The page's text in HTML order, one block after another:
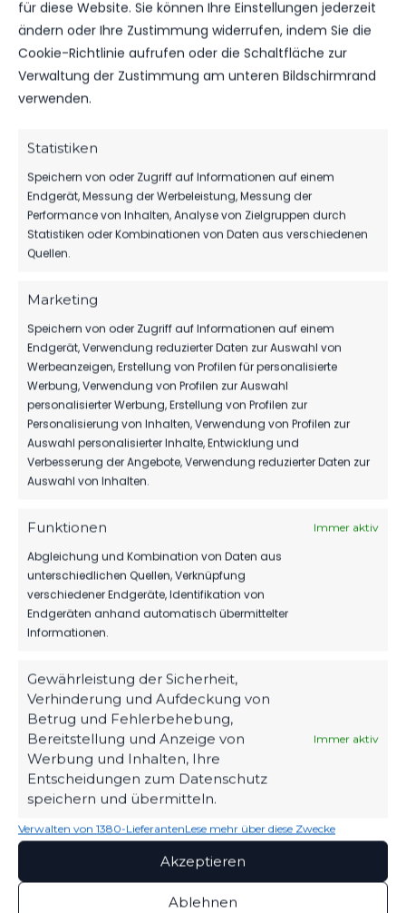
für diese Website. Sie können Ihre Einstellungen jederzeit
ändern oder Ihre Zustimmung widerrufen, indem Sie die
Cookie-Richtlinie aufrufen oder die Schaltfläche zur
Verwaltung der Zustimmung am unteren Bildschirmrand
verwenden.
Statistiken
Speichern von oder Zugriff auf Informationen auf einem
Endgerät, Messung der Werbeleistung, Messung der
Performance von Inhalten, Analyse von Zielgruppen durch
Statistiken oder Kombinationen von Daten aus verschiedenen
Quellen.
Marketing
Speichern von oder Zugriff auf Informationen auf einem
Endgerät, Verwendung reduzierter Daten zur Auswahl von
Werbeanzeigen, Erstellung von Profilen für personalisierte
Werbung, Verwendung von Profilen zur Auswahl
personalisierter Werbung, Erstellung von Profilen zur
Personalisierung von Inhalten, Verwendung von Profilen zur
Auswahl personalisierter Inhalte, Entwicklung und
Verbesserung der Angebote, Verwendung reduzierter Daten zur
Auswahl von Inhalten.
Funktionen Immer aktiv
Abgleichung und Kombination von Daten aus
unterschiedlichen Quellen, Verknüpfung
verschiedener Endgeräte, Identifikation von
Endgeräten anhand automatisch übermittelter
Informationen.
Gewährleistung der Sicherheit,
Verhinderung und Aufdeckung von
Betrug und Fehlerbehebung,
Bereitstellung und Anzeige von
Werbung und Inhalten, Ihre
Entscheidungen zum Datenschutz
speichern und übermitteln.
Immer aktiv
Verwalten von 1380-LieferantenLese mehr über diese Zwecke
Akzeptieren
Ablehnen
ÄHNLICHE BEITRÄGE
vs FSV 63 Luckenwalde A-
Jugend
Ähnlicher Beitrag
vs FSV 63 Luckenwalde D1-
Jugend vs Brandenburger
SC Süd 05
20. Oktober 2024
Ähnlicher Beitrag
OFFIZIELLE VEREINSSEITE
DEIN HEIMSPIEL. DEIN FSV.
Tickets, Spielplan, News und Vereinsinfos – alles
kompakt auf einen Blick.
TICKETS
Eintrittspreise & Spieltag
SPIELPLAN
PARTNER WERDEN